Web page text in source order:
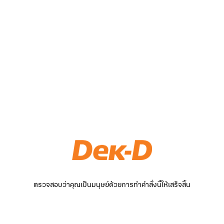
ตรวจสอบว่าคุณเป็นมนุษย์ด้วยการทำคำสั่งนี้ให้เสร็จสิ้น